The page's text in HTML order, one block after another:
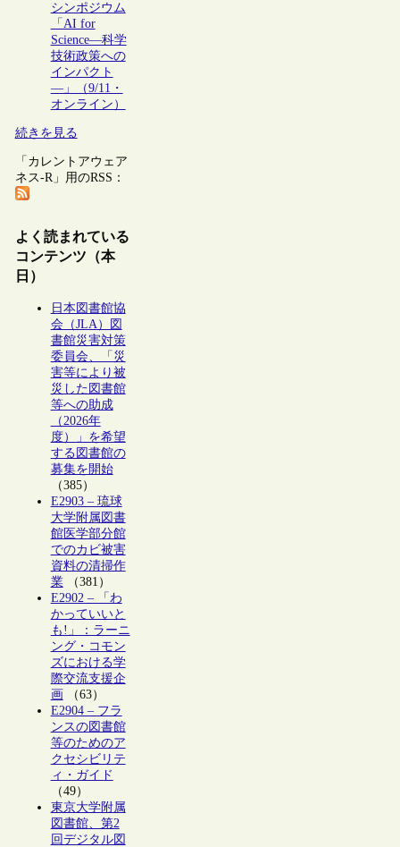
シンポジウム
「AI for
Science―科学
技術政策への
インパクト
―」（9/11・
オンライン）
続きを見る
「カレントアウェア
ネス-R」用のRSS：
よく読まれている
コンテンツ（本
日）
日本図書館協
会（JLA）図
書館災害対策
委員会、「災
害等により被
災した図書館
等への助成
（2026年
度）」を希望
する図書館の
募集を開始
（385）
E2903 – 琉球
大学附属図書
館医学部分館
でのカビ被害
資料の清掃作
業（381）
E2902 – 「わ
かっていいと
も!」：ラーニ
ング・コモン
ズにおける学
際交流支援企
画 （63）
E2904 – フラ
ンスの図書館
等のためのア
クセシビリテ
ィ・ガイド
（49）
東京大学附属
図書館、第2
回デジタル図